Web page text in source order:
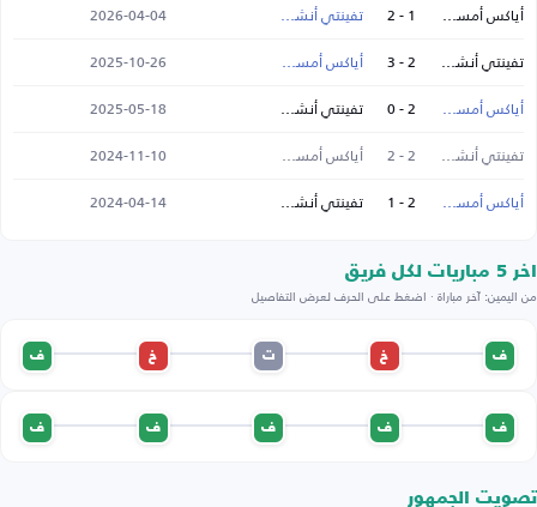
أياكس أمستردام 1 - 2 تفينتي أنشخيده
2026-04-04
تفينتي أنشخيده
2 - 3 أياكس أمستردام
2025-10-26
أياكس أمستردام
2 - 0 تفينتي أنشخيده
2025-05-18
تفينتي أنشخيده
2 - 2 أياكس أمستردام
2024-11-10
أياكس أمستردام
2 - 1 تفينتي أنشخيده 2024-04-14
اخر 5 مباريات لكل فريق
من اليمين: آخر مباراة · اضغط على الحرف لعرض التفاصيل
ف خ ت خ ف
ف ف ف ف ف
تصويت الجمهور